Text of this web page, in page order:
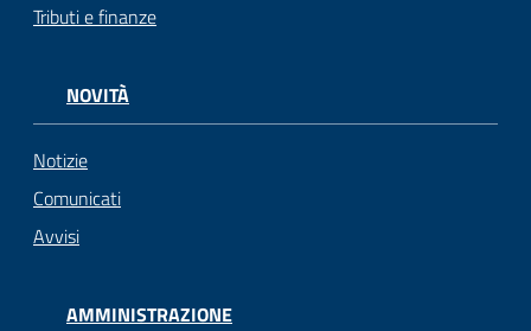
Tributi e finanze
NOVITÀ
Notizie
Comunicati
Avvisi
AMMINISTRAZIONE